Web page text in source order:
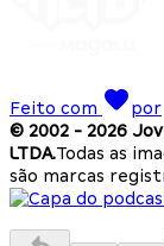
Feito com
por
© 2002 - 2026
LTDA.Todas as
são marcas